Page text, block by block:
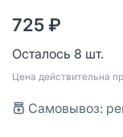
725 ₽
Осталось 8 шт.
Цена действительна
Самовывоз: